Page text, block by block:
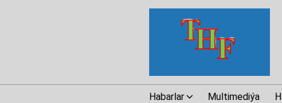
Habarlar Multimediýa